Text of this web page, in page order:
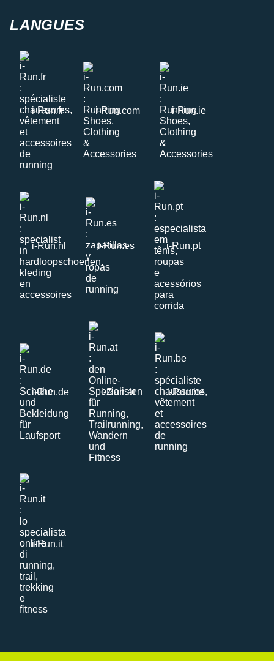
LANGUES
i-Run.fr i-Run.com i-Run.ie
i-Run.nl i-Run.es i-Run.pt
i-Run.de i-Run.at i-Run.be
i-Run.it